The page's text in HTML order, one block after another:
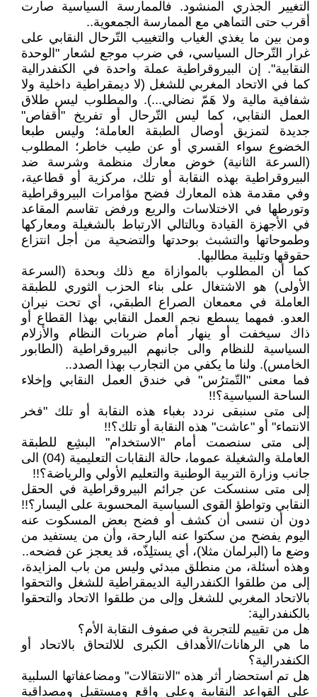
التغيير الجذري المنشود. فالممارسة السياسية صارت
أقرب حتى التماهي مع الممارسة الجمعوية..
ومن بين ما يغذي الغياب والتغييب التّرحال النقابي على
غرار التّرحال السياسي، في ضرب موجع لشعار "الوحدة
النقابية". إن البيروقراطية عملة واحدة في الكنفدرالية
كما في الاتحاد المغربي للشغل (لا ديمقراطية داخلية ولا
شفافية مالية ولا هَمّ نضالي...). والمطلوب ليس طلاق
العمل النقابي، كما ليس التّرحال أو تفريخ "أقفاص"
جديدة لتمزيق أوصال الطبقة العاملة؛ وليس طبعا
الخضوع سواء القسري أو عن طيب خاطر؛ المطلوب
(السرعة الثانية) خوض معارك منظمة وشرسة ضد
البيروقراطية بهذه النقابة أو تلك، مركزية أو قطاعية،
وفي مقدمة هذه المعارك فضح مؤامرات البيروقراطية
وتورطها في الاختلاسات والريع ورفض تقاسم المقاعد
في الأجهزة القيادة وبالتالي الارتباط بالشغيلة ومعاركها
وطموحاتها والتشبث بوحدتها والتضحية من أجل انتزاع
حقوقها وتلبية مطالبها.
كما أن المطلوب بالموازاة مع ذلك وبحدة (السرعة
الأولى) هو الاشتغال على بناء الحزب الثوري للطبقة
العاملة في معمعان الصراع الطبقي، أي تحت نيران
العدو. فمهما يسطع نجم العمل النقابي بهذا القطاع أو
ذاك سيخفت أو ينهار أمام ضربات النظام والأزلام
السياسية للنظام والى جانبهم البيروقراطية (الطابور
الخامس). ولنا ما يكفي من التجارب بهذا الصدد..
فما معنى "التّمترُس" في خندق العمل النقابي وإخلاء
الساحة السياسية؟!!
إلى متى سنبقى نردد بغباء هذه النقابة أو تلك "فخر
الانتماء" أو "عاشت" هذه النقابة أو تلك؟!!
إلى متى سنصمت أمام "الاستخدام" البشِع للطبقة
العاملة والشغيلة عموما، حالة النقابات التعليمية (04) الى
جانب وزارة التربية الوطنية والتعليم الأولي والرياضة؟!!
إلى متى سنسكت عن جرائم البيروقراطية في الحقل
النقابي وتواطؤ القوى السياسية المحسوبة على اليسار؟!!
دون أن ننسى أن كشف أو فضح بعض المسكوت عنه
اليوم يفضح من سكتوا عنه البارحة، وأن من يستفيد من
وضع ما (البرلمان مثلا)، أي يستلِذّه، قد يعجز عن فضحه..
وهذه أسئلة، من منطلق مبدئي وليس من باب المزايدة،
إلى من طلقوا الكنفدرالية الديمقراطية للشغل والتحقوا
بالاتحاد المغربي للشغل وإلى من طلقوا الاتحاد والتحقوا
بالكنفدرالية:
هل من تقييم للتجربة في صفوف النقابة الأم؟
ما هي الرهانات/الأهداف الكبرى للالتحاق بالاتحاد أو
الكنفدرالية؟
هل تم استحضار أثر هذه "الانتقالات" ومضاعفاتها السلبية
على القواعد النقابية وعلى واقع ومستقبل ومصداقية